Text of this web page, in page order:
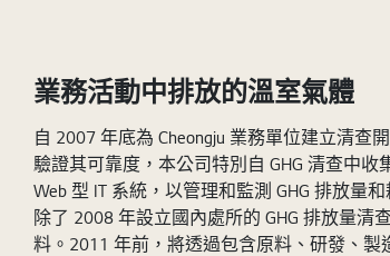
業務活動中排放的溫室氣體
自 2007 年底為 Cheongju 業務單位建立清查
驗證其可靠度，本公司特別自 GHG 清查中
Web 型 IT 系統，以管理和監測 GHG 排放量
除了 2008 年設立國內處所的 GHG 排放量清
料。2011 年前，將透過包含原料、研發、製